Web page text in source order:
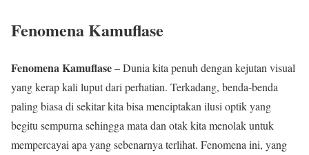
Fenomena Kamuflase
Fenomena Kamuflase– Dunia kita penuh dengan kejutan visual
yang kerap kali luput dari perhatian. Terkadang, benda-benda
paling biasa di sekitar kita bisa menciptakan ilusi optik yang
begitu sempurna sehingga mata dan otak kita menolak untuk
mempercayai apa yang sebenarnya terlihat. Fenomena ini, yang